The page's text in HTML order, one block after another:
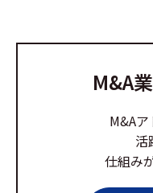
M&A
M&A
活
仕組み